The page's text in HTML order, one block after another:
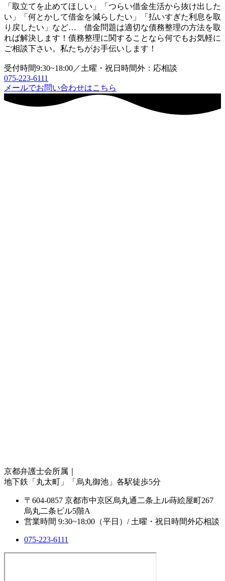
「取立てを止めてほしい」「つらい借金生活から抜け出した
い」「何とかして借金を減らしたい」「払いすぎた利息を取
り戻したい」など… 借金問題は適切な債務整理の方法を取
れば解決します！債務整理に関することなら何でもお気軽に
ご相談下さい。私たちがお手伝いします！
受付時間9:30~18:00／土曜・祝日時間外：応相談
075-223-6111
メールでお問い合わせはこちら
京都弁護士会所属｜
地下鉄「丸太町」「烏丸御池」各駅徒歩5分
〒604-0857 京都市中京区烏丸通二条上ル蒔絵屋町267
烏丸二条ビル5階A
営業時間 9:30~18:00（平日）/ 土曜・祝日時間外応相談
075-223-6111